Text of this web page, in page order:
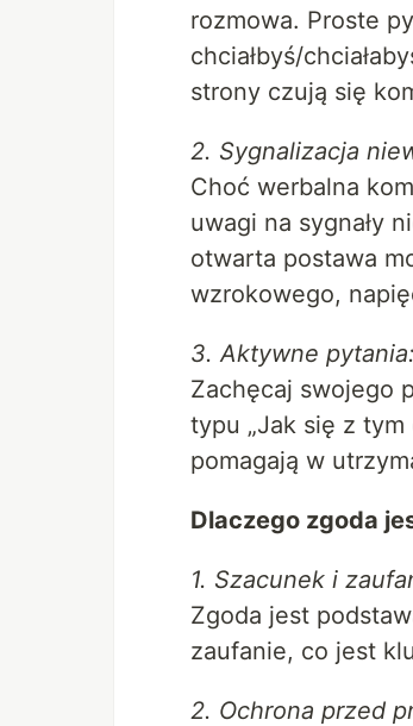
rozmowa. Proste
chciałbyś/
strony czują się
2. Sygnalizacja
Choć werbalna
uwagi na sygnały
otwarta postawa
wzrokowego,
3. Aktywne pytania:
Zachęcaj swojego
typu „Jak się z tym
pomagają w
Dlaczego zgoda
1. Szacunek i
Zgoda jest
zaufanie, co jest
2. Ochrona przed